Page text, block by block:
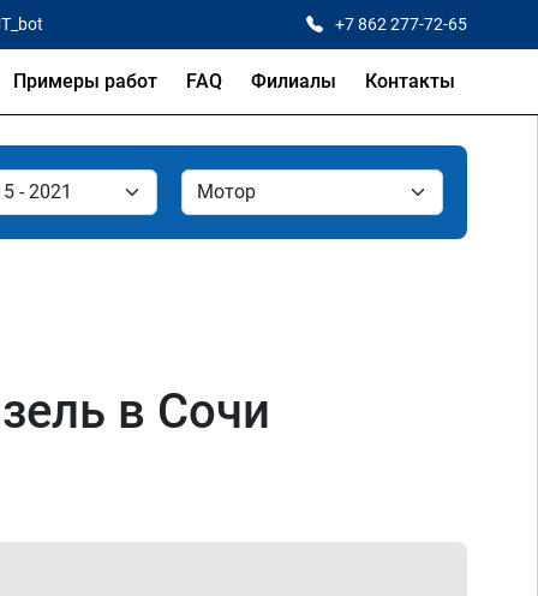
+7 862 277-72-65
Примеры работ FAQ Филиалы Контакты
в Сочи